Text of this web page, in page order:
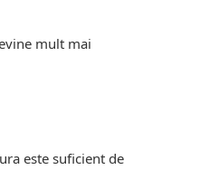
mult mai
este suficient de